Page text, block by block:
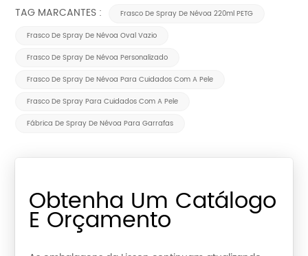
TAG MARCANTES :
Frasco De Spray De Névoa 220ml PETG
Frasco De Spray De Névoa Oval Vazio
Frasco De Spray De Névoa Personalizado
Frasco De Spray De Névoa Para Cuidados Com A Pele
Frasco De Spray Para Cuidados Com A Pele
Fábrica De Spray De Névoa Para Garrafas
Obtenha Um Catálogo
E Orçamento